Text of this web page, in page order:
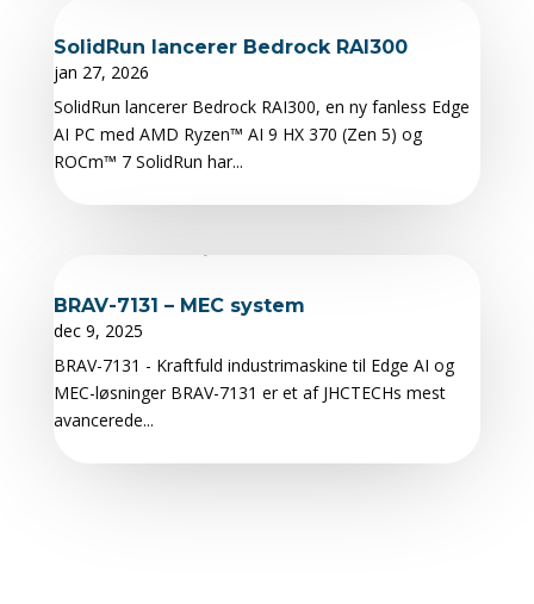
SolidRun lancerer Bedrock RAI300
jan 27, 2026
SolidRun lancerer Bedrock RAI300, en ny fanless Edge
AI PC med AMD Ryzen™ AI 9 HX 370 (Zen 5) og
ROCm™ 7 SolidRun har...
BRAV-7131 – MEC system
dec 9, 2025
BRAV-7131 - Kraftfuld industrimaskine til Edge AI og
MEC-løsninger BRAV-7131 er et af JHCTECHs mest
avancerede...